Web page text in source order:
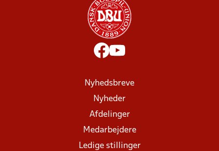
Nyhedsbreve
Nyheder
Afdelinger
Medarbejdere
Ledige stillinger